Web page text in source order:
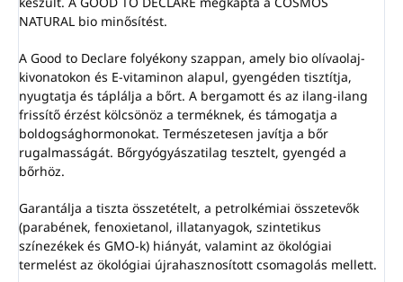
NATURAL bio minősítést.
A Good to Declare folyékony szappan, amely bio olívaolaj-
kivonatokon és E-vitaminon alapul, gyengéden tisztítja,
nyugtatja és táplálja a bőrt. A bergamott és az ilang-ilang
frissítő érzést kölcsönöz a terméknek, és támogatja a
boldogsághormonokat. Természetesen javítja a bőr
rugalmasságát. Bőrgyógyászatilag tesztelt, gyengéd a
bőrhöz.
Garantálja a tiszta összetételt, a petrolkémiai összetevők
(parabének, fenoxietanol, illatanyagok, szintetikus
színezékek és GMO-k) hiányát, valamint az ökológiai
termelést az ökológiai újrahasznosított csomagolás mellett.